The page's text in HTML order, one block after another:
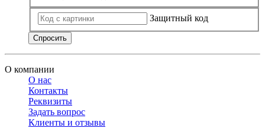
Защитный код
Спросить
О компании
О нас
Контакты
Реквизиты
Задать вопрос
Клиенты и отзывы